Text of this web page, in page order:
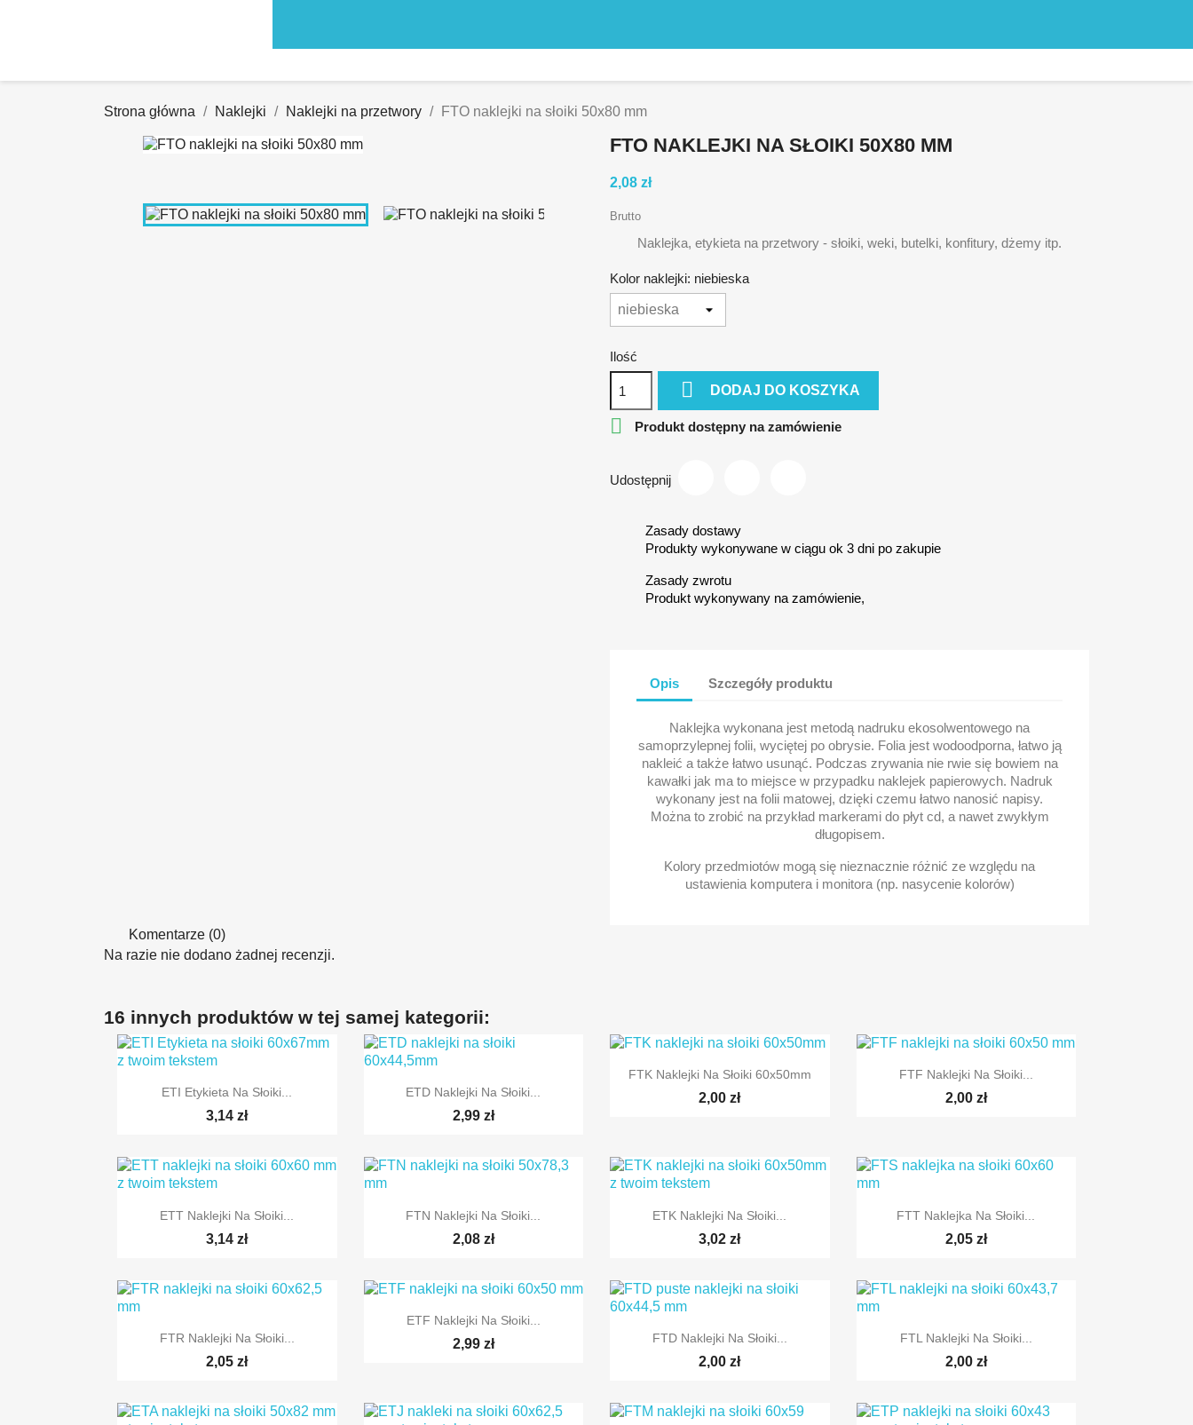
Strona główna Naklejki Naklejki na przetwory FTO naklejki na słoiki 50x80 mm
FTO NAKLEJKI NA SŁOIKI 50X80 MM
2,08 zł
Brutto
Naklejka, etykieta na przetwory - słoiki, weki, butelki, konfitury, dżemy itp.
Kolor naklejki: niebieska
Ilość
 DODAJ DO KOSZYKA
 Produkt dostępny na zamówienie
Udostępnij
Zasady dostawy
Produkty wykonywane w ciągu ok 3 dni po zakupie
Zasady zwrotu
Produkt wykonywany na zamówienie,
Opis Szczegóły produktu
Naklejka wykonana jest metodą nadruku ekosolwentowego na
samoprzylepnej folii, wyciętej po obrysie. Folia jest wodoodporna, łatwo ją
nakleić a także łatwo usunąć. Podczas zrywania nie rwie się bowiem na
kawałki jak ma to miejsce w przypadku naklejek papierowych. Nadruk
wykonany jest na folii matowej, dzięki czemu łatwo nanosić napisy.
Można to zrobić na przykład markerami do płyt cd, a nawet zwykłym
długopisem.
Kolory przedmiotów mogą się nieznacznie różnić ze względu na
ustawienia komputera i monitora (np. nasycenie kolorów)
Komentarze (0)
Na razie nie dodano żadnej recenzji.
16 innych produktów w tej samej kategorii:
 Szybki podgląd
ETI Etykieta Na Słoiki...
3,14 zł
 Szybki podgląd
ETD Naklejki Na Słoiki...
2,99 zł
 Szybki podgląd
FTK Naklejki Na Słoiki 60x50mm
2,00 zł
 Szybki podgląd
FTF Naklejki Na Słoiki...
2,00 zł
 Szybki podgląd
ETT Naklejki Na Słoiki...
3,14 zł
 Szybki podgląd
FTN Naklejki Na Słoiki...
2,08 zł
 Szybki podgląd
ETK Naklejki Na Słoiki...
3,02 zł
 Szybki podgląd
FTT Naklejka Na Słoiki...
2,05 zł
 Szybki podgląd
FTR Naklejki Na Słoiki...
2,05 zł
 Szybki podgląd
ETF Naklejki Na Słoiki...
2,99 zł  Szybki podgląd
FTD Naklejki Na Słoiki...
2,00 zł
 Szybki podgląd
FTL Naklejki Na Słoiki...
2,00 zł